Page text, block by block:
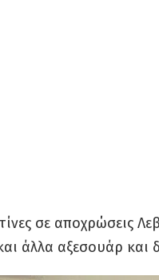
σε αποχρώσεις
άλλα αξεσουάρ